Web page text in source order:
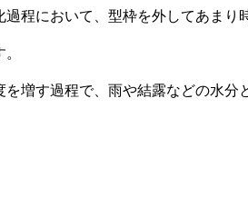
過程において、型枠を外してあまり
増す過程で、雨や結露などの水分